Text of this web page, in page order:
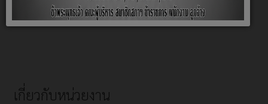
เกี่ยวกับหน่วยงาน